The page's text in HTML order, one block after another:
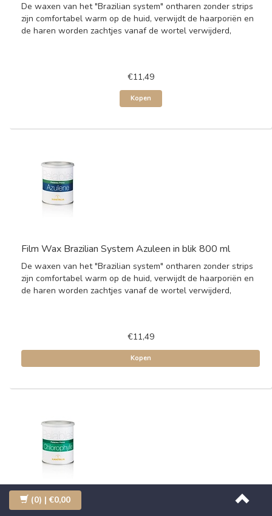
De waxen van het "Brazilian system" ontharen zonder strips
zijn comfortabel warm op de huid, verwijdt de haarporiën en
de haren worden zachtjes vanaf de wortel verwijderd,
€11,49
Kopen
Film Wax Brazilian System Azuleen in blik 800 ml
De waxen van het "Brazilian system" ontharen zonder strips
zijn comfortabel warm op de huid, verwijdt de haarporiën en
de haren worden zachtjes vanaf de wortel verwijderd,
€11,49
Kopen
Film Wax Brazilian System Chlorofyl in blik 800 ml
(0) | €0,00